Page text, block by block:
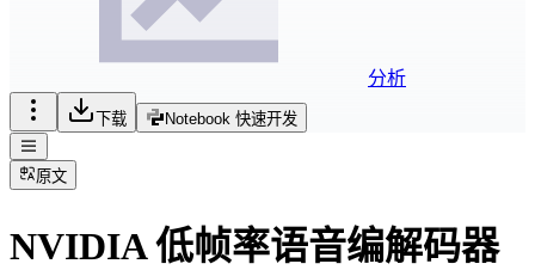
分析
下载 Notebook 快速开发
原文
NVIDIA 低帧率语音编解码器